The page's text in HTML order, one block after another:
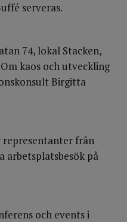
serveras.
74, lokal Stacken,
kaos och utveckling
Birgitta
representanter från
arbetsplatsbesök på
och events i